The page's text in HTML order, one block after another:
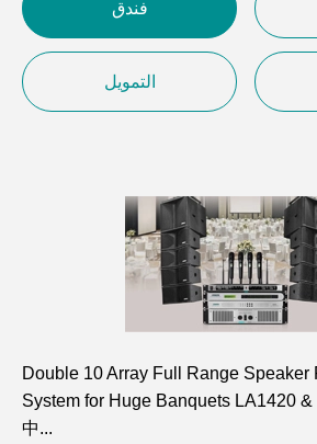
فندق
التمويل
Double 10 Array Full Range Speaker
System for Huge Banquets LA1420
中...